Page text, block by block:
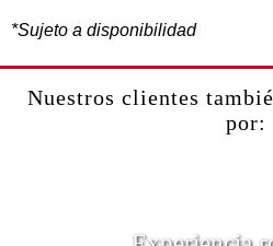
*Sujeto a disponibilidad
Nuestros clientes
por: